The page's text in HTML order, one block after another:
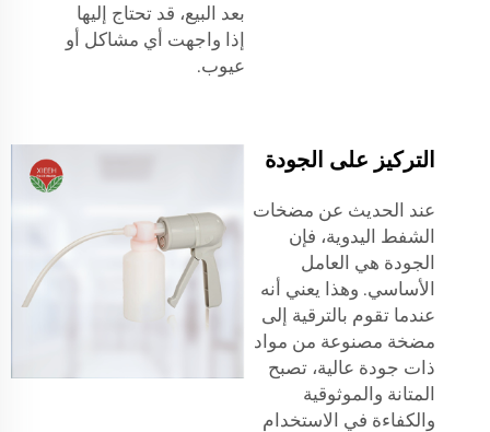
بعد البيع، قد تحتاج إليها
إذا واجهت أي مشاكل أو
عيوب.
التركيز على الجودة
عند الحديث عن مضخات
الشفط اليدوية، فإن
الجودة هي العامل
الأساسي. وهذا يعني أنه
عندما تقوم بالترقية إلى
مضخة مصنوعة من مواد
ذات جودة عالية، تصبح
المتانة والموثوقية
والكفاءة في الاستخدام